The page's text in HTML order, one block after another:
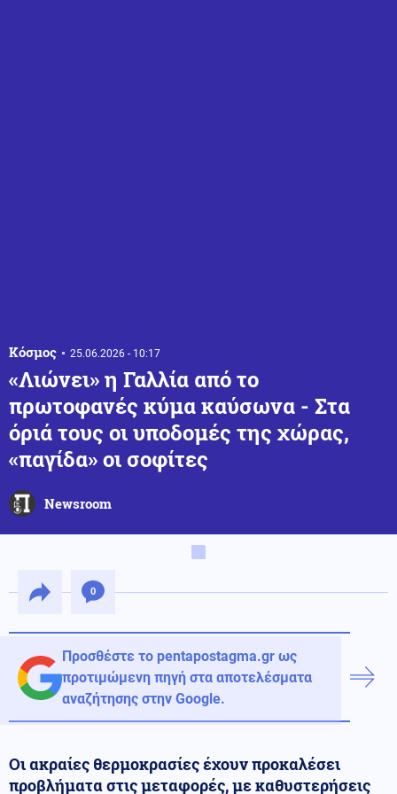
Κόσμος 25.06.2026 - 10:17
«Λιώνει» η Γαλλία από το
πρωτοφανές κύμα καύσωνα - Στα
όριά τους οι υποδομές της χώρας,
«παγίδα» οι σοφίτες
Newsroom
0
Προσθέστε το pentapostagma.gr ως
προτιμώμενη πηγή στα αποτελέσματα
αναζήτησης στην Google.
Οι ακραίες θερμοκρασίες έχουν προκαλέσει
προβλήματα στις μεταφορές, με καθυστερήσεις